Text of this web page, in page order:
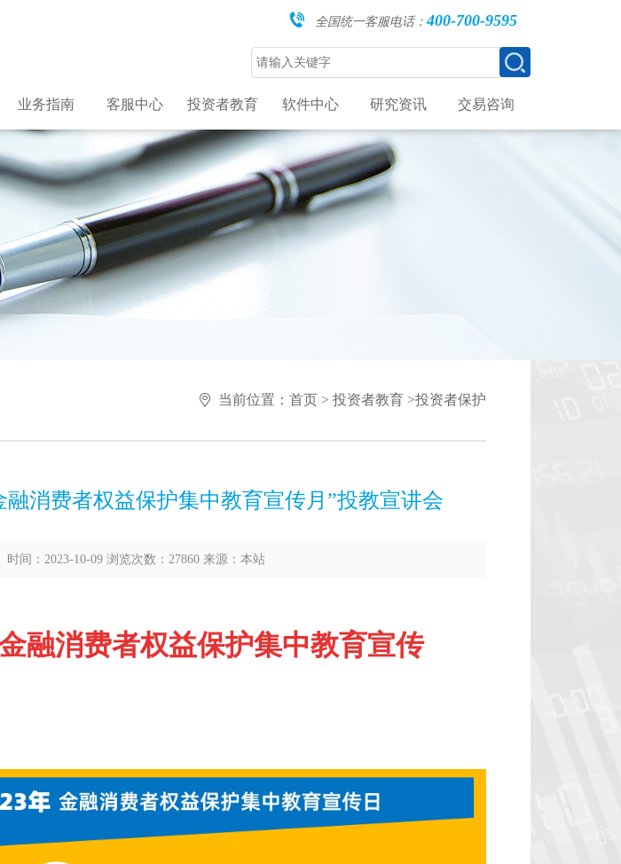
全国统一客服电话：400-700-9595
业务指南 客服中心 投资者教育 软件中心 研究资讯 交易咨询
当前位置： 首页 > 投资者教育 >投资者保护
融消费者权益保护集中教育宣传月”投教宣讲会
时间：2023-10-09 浏览次数：27860 来源：本站
融消费者权益保护集中教育宣传